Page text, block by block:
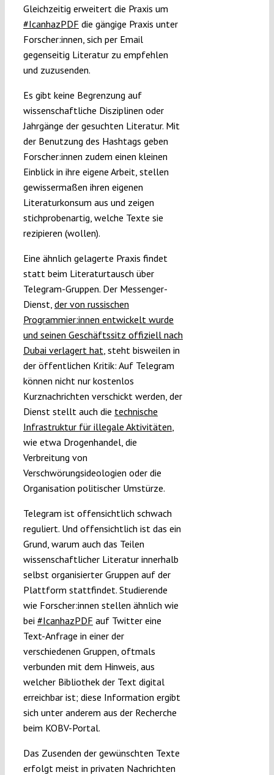
Gleichzeitig erweitert die Praxis um
#IcanhazPDF die gängige Praxis unter
Forscher:innen, sich per Email
gegenseitig Literatur zu empfehlen
und zuzusenden.
Es gibt keine Begrenzung auf
wissenschaftliche Disziplinen oder
Jahrgänge der gesuchten Literatur. Mit
der Benutzung des Hashtags geben
Forscher:innen zudem einen kleinen
Einblick in ihre eigene Arbeit, stellen
gewissermaßen ihren eigenen
Literaturkonsum aus und zeigen
stichprobenartig, welche Texte sie
rezipieren (wollen).
Eine ähnlich gelagerte Praxis findet
statt beim Literaturtausch über
Telegram-Gruppen. Der Messenger-
Dienst, der von russischen
Programmier:innen entwickelt wurde
und seinen Geschäftssitz offiziell nach
Dubai verlagert hat , steht bisweilen in
der öffentlichen Kritik: Auf Telegram
können nicht nur kostenlos
Kurznachrichten verschickt werden, der
Dienst stellt auch die technische
Infrastruktur für illegale Aktivitäten
wie etwa Drogenhandel, die
Verbreitung von
Verschwörungsideologien oder die
Organisation politischer Umstürze.
Telegram ist offensichtlich schwach
reguliert. Und offensichtlich ist das ein
Grund, warum auch das Teilen
wissenschaftlicher Literatur innerhalb
selbst organisierter Gruppen auf der
Plattform stattfindet. Studierende
wie Forscher:innen stellen ähnlich wie
bei #IcanhazPDF auf Twitter eine
Text-Anfrage in einer der
verschiedenen Gruppen, oftmals
verbunden mit dem Hinweis, aus
welcher Bibliothek der Text digital
erreichbar ist; diese Information ergibt
sich unter anderem aus der Recherche
beim KOBV-Portal.
Das Zusenden der gewünschten Texte
erfolgt meist in privaten Nachrichten